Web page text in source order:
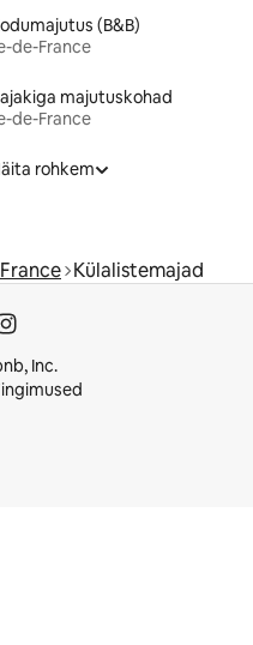
(B&B)
de-France
majutuskohad
de-France
rohkem
Külalistemajad
Inc.